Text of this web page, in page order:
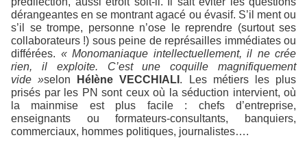
dérangeantes en se montrant agacé ou évasif. S’il ment ou
s’il se trompe, personne n’ose le reprendre (surtout ses
collaborateurs !) sous peine de représailles immédiates ou
différées. « Monomaniaque intellectuellement, il ne crée
rien, il exploite. C’est une coquille magnifiquement
vide »selon Hélène VECCHIALI . Les métiers les plus
prisés par les PN sont ceux où la séduction intervient, où
la mainmise est plus facile : chefs d’entreprise,
enseignants ou formateurs-consultants, banquiers,
commerciaux, hommes politiques, journalistes….